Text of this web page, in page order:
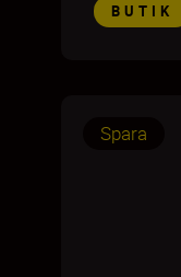
BUTIK
Spara